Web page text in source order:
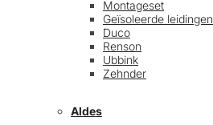
Montageset
Geïsoleerde leidingen
Duco
Renson
Ubbink
Zehnder
Aldes